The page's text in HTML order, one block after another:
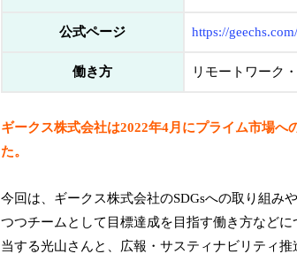
公式ページ https://geechs.com/
働き方 リモートワーク
ギークス株式会社は2022年4月にプライム市場
た。
今回は、ギークス株式会社のSDGsへの取り組み
つつチームとして目標達成を目指す働き方など
当する光山さんと、広報・サスティナビリティ推